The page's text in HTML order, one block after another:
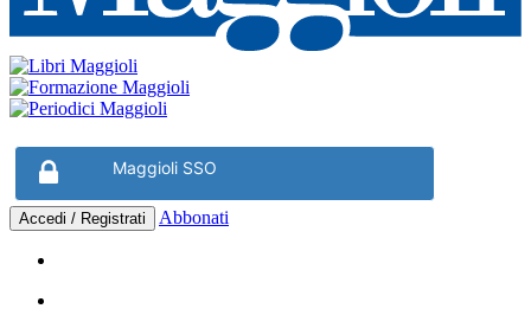
Maggioli SSO
Accedi / Registrati Abbonati